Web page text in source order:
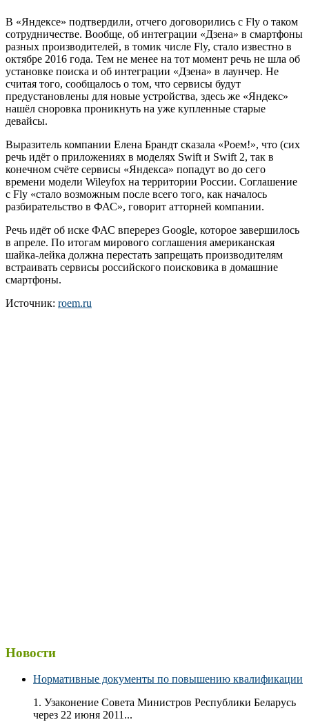
В «Яндексе» подтвердили, отчего договорились с Fly о таком
сотрудничестве. Вообще, об интеграции «Дзена» в смартфоны
разных производителей, в томик числе Fly, стало известно в
октябре 2016 года. Тем не менее на тот момент речь не шла об
установке поиска и об интеграции «Дзена» в лаунчер. Не
считая того, сообщалось о том, что сервисы будут
предустановлены для новые устройства, здесь же «Яндекс»
нашёл сноровка проникнуть на уже купленные старые
девайсы.
Выразитель компании Елена Брандт сказала «Роем!», что (сих
речь идёт о приложениях в моделях Swift и Swift 2, так в
конечном счёте сервисы «Яндекса» попадут во до сего
времени модели Wileyfox на территории России. Соглашение
с Fly «стало возможным после всего того, как началось
разбирательство в ФАС», говорит атторней компании.
Речь идёт об иске ФАС вперерез Google, которое завершилось
в апреле. По итогам мирового соглашения американская
шайка-лейка должна перестать запрещать производителям
встраивать сервисы российского поисковика в домашние
смартфоны.
Источник: roem.ru
Новости
Нормативные документы по повышению квалификации
1. Узаконение Совета Министров Республики Беларусь
через 22 июня 2011...